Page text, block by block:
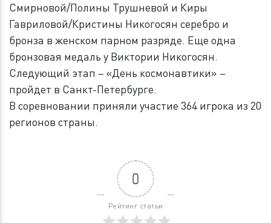
Смирновой/Полины Трушневой и Киры
Гавриловой/Кристины Никогосян серебро и
бронза в женском парном разряде. Еще одна
бронзовая медаль у Виктории Никогосян.
Следующий этап – «День космонавтики» –
пройдет в Санкт-Петербурге.
В соревновании приняли участие 364 игрока из 20
регионов страны.
0
Рейтинг статьи